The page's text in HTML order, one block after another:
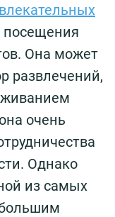
Она может
развлечений,
очень
Однако
из самых